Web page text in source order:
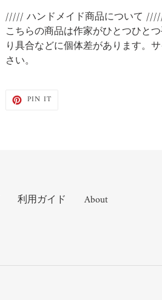
///// ハンドメイド商品について
こちらの商品は作家がひとつひと
り具合などに個体差があります。
さい。
PIN ITPIN
利用ガイド About